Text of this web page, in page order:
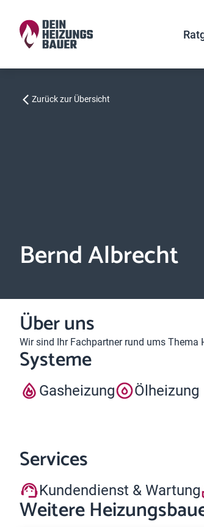
Zurück zur Übersicht
Bernd Albrecht
Über uns
Wir sind Ihr Fachpartner rund ums
Systeme
Gasheizung Ölheizung
Services
Kundendienst & Wartung
Weitere